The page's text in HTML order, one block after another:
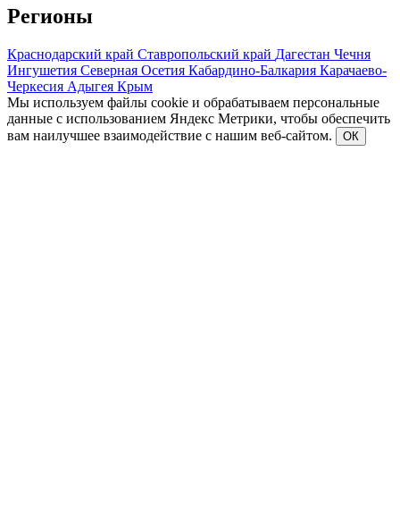
Регионы
Краснодарский край Ставропольский край Дагестан Чечня
Ингушетия Северная Осетия Кабардино-Балкария Карачаево-
Черкесия Адыгея Крым
Мы используем файлы cookie и обрабатываем персональные
данные с использованием Яндекс Метрики, чтобы обеспечить
вам наилучшее взаимодействие с нашим веб-сайтом.
ОК